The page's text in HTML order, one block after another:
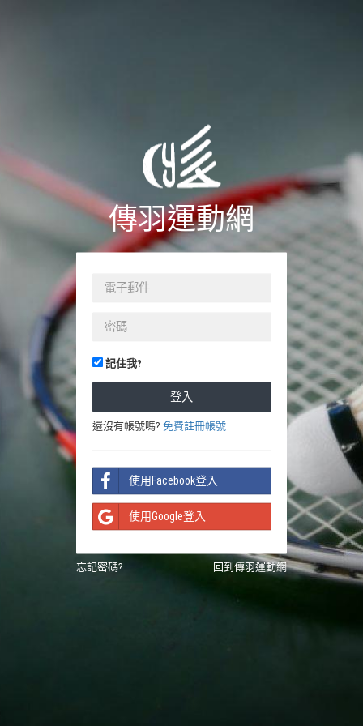
傳羽運動網
記住我?
還沒有帳號嗎? 免費註冊帳號
使用Facebook登入
使用Google登入
忘記密碼? 回到傳羽運動網